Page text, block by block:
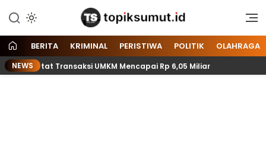
Topik Sumut
Memberitakan Seputar
dan Nasional
BERITA KRIMINAL PERISTIWA POLITIK OLAHRAGA
NEWS
Catat Transaksi UMKM Mencapai Rp 6,05 Miliar